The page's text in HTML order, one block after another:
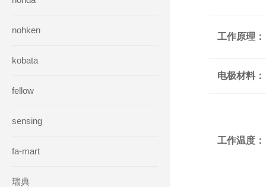
nohken
kobata
fellow
sensing
fa-mart
瑞典
工作原理：
电极材料：
工作温度：